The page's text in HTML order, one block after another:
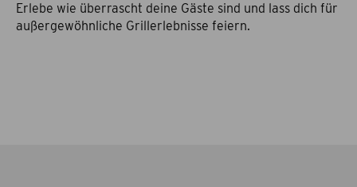
Erlebe wie überrascht deine Gäste sind und lass dich für
außergewöhnliche Grillerlebnisse feiern.